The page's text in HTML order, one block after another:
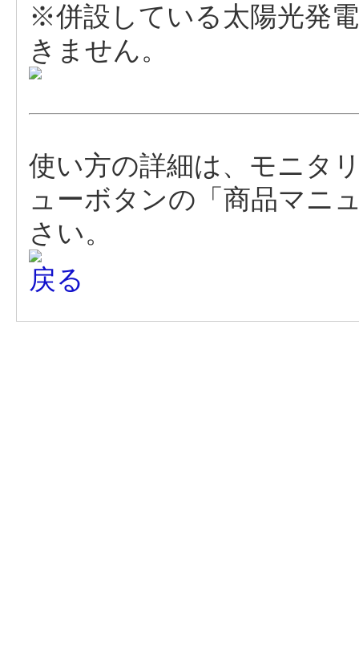
※併設している太陽光発
きません。
使い方の詳細は、モニタ
ューボタンの「商品マニ
さい。
戻る